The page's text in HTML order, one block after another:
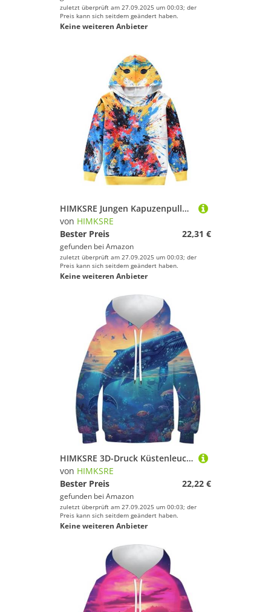
zuletzt überprüft am 27.09.2025 um 00:03; der
Preis kann sich seitdem geändert haben.
Keine weiteren Anbieter
HIMKSRE Jungen Kapuzenpullover 3D-Druck Langarm Pullover Gelb Lightning Thunder Hoody Kinder Kapuzenpullover mit Tasche 3-4 Jahre(Colorful Painting,110)
von HIMKSRE
Bester Preis
22,31 €
gefunden bei Amazon
zuletzt überprüft am 27.09.2025 um 00:03; der
Preis kann sich seitdem geändert haben.
Keine weiteren Anbieter
HIMKSRE 3D-Druck Küstenleuchttürme Kinder Hoodie Teen Mädchen Jungen Sweatshirt Tasche Pullover Hoodie for 6-7 Jahre(Style-18,140)
von HIMKSRE
Bester Preis
22,22 €
gefunden bei Amazon
zuletzt überprüft am 27.09.2025 um 00:03; der
Preis kann sich seitdem geändert haben.
Keine weiteren Anbieter